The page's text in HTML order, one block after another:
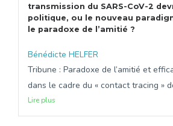
transmission du SARS-CoV-2
politique, ou le nouveau
le paradoxe de l’amitié ?
Bénédicte HELFER
Tribune : Paradoxe de l’amitié et
dans le cadre du « contact tracing »
Lire plus